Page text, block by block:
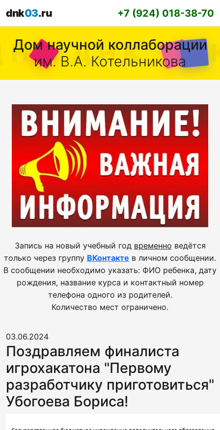
dnk03.ru +7 (924) 018-38-70
Дом научной коллаборации
им. В.А. Котельникова
Запись на новый учебный год временно ведётся
только через группу ВКонтакте в личном сообщении.
В сообщении необходимо указать: ФИО ребенка, дату
рождения, название курса и контактный номер
телефона одного из родителей.
Количество мест ограничено.
03.06.2024
Поздравляем финалиста
игрохакатона "Первому
разработчику приготовиться"
Убогоева Бориса!